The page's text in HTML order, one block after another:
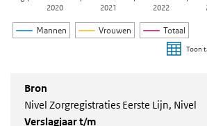
Mannen Vrouwen Totaal
2020 2021 2022
Toon
Bron
Nivel Zorgregistraties Eerste Lijn, Nivel
Verslagjaar t/m